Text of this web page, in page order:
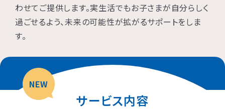
わせてご提供します。実生活でもお子さまが自分らしく
過ごせるよう、未来の可能性が拡がるサポートをしま
す。
NEW
サービス内容